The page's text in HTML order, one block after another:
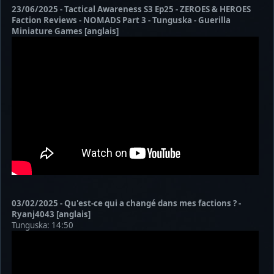
23/06/2025 - Tactical Awareness S3 Ep25 - ZEROES & HEROES
Faction Reviews - NOMADS Part 3 - Tunguska - Guerilla
Miniature Games [anglais]
03/02/2025 - Qu'est-ce qui a changé dans mes factions ? -
Ryanj4043 [anglais]
Tunguska: 14:50